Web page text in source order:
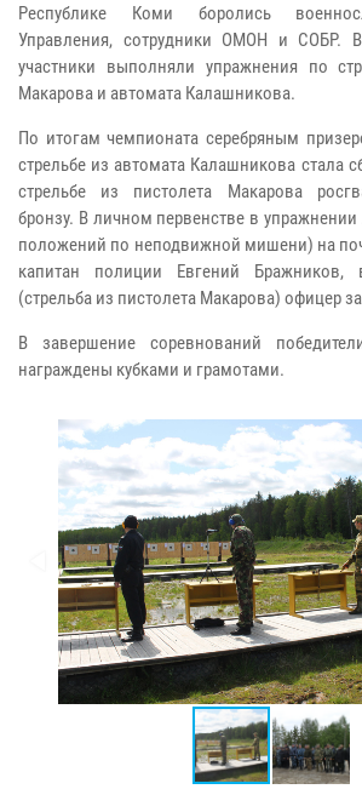
Республике Коми боролись
Управления, сотрудники ОМОН и СОБР.
участники выполняли упражнения по
Макарова и автомата Калашникова.
По итогам чемпионата серебряным
стрельбе из автомата Калашникова стала
стрельбе из пистолета Макарова
бронзу. В личном первенстве в упражнении
положений по неподвижной мишени) на
капитан полиции Евгений
(стрельба из пистолета Макарова) офицер
В завершение соревнований
награждены кубками и грамотами.